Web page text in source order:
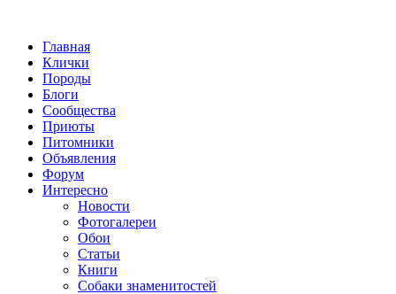
Главная
Клички
Породы
Блоги
Сообщества
Приюты
Питомники
Объявления
Форум
Интересно
Новости
Фотогалереи
Обои
Статьи
Книги
Собаки знаменитостей